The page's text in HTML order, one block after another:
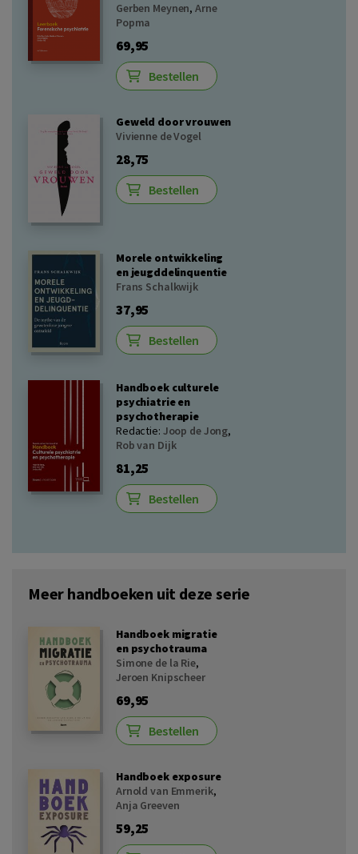
Gerben Meynen,Arne
Popma
69,95
Bestellen
Geweld door vrouwen
Vivienne de Vogel
28,75
Bestellen
Morele ontwikkeling
en jeugddelinquentie
Frans Schalkwijk
37,95
Bestellen
Handboek culturele
psychiatrie en
psychotherapie
Redactie: Joop de Jong,
Rob van Dijk
81,25
Bestellen
Meer handboeken uit deze serie
Handboek migratie
en psychotrauma
Simone de la Rie,
Jeroen Knipscheer
69,95
Bestellen
Handboek exposure
Arnold van Emmerik,
Anja Greeven
59,25